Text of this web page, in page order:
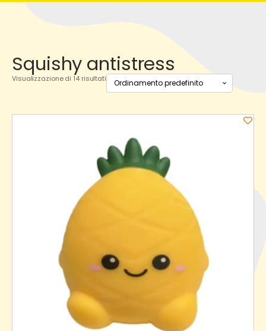
Squishy antistress
Visualizzazione di 14 risultati